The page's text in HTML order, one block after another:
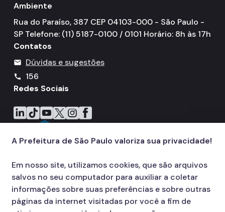
Ambiente
Rua do Paraíso, 387 CEP 04103-000 - São Paulo -
SP Telefone: (11) 5187-0100 / 0101 Horário: 8h às 17h
Contatos
mail Dúvidas e sugestões
call
156
Redes Sociais
Icone do LinkedIn
Icone do TikTok
Icone do YouTube
Icone do X
Icone do Instagram
Icone do Facebook
A Prefeitura de São Paulo valoriza sua privacidade!
Em nosso site, utilizamos cookies, que são arquivos
salvos no seu computador para auxiliar a coletar
informações sobre suas preferências e sobre outras
páginas da internet visitadas por você a fim de